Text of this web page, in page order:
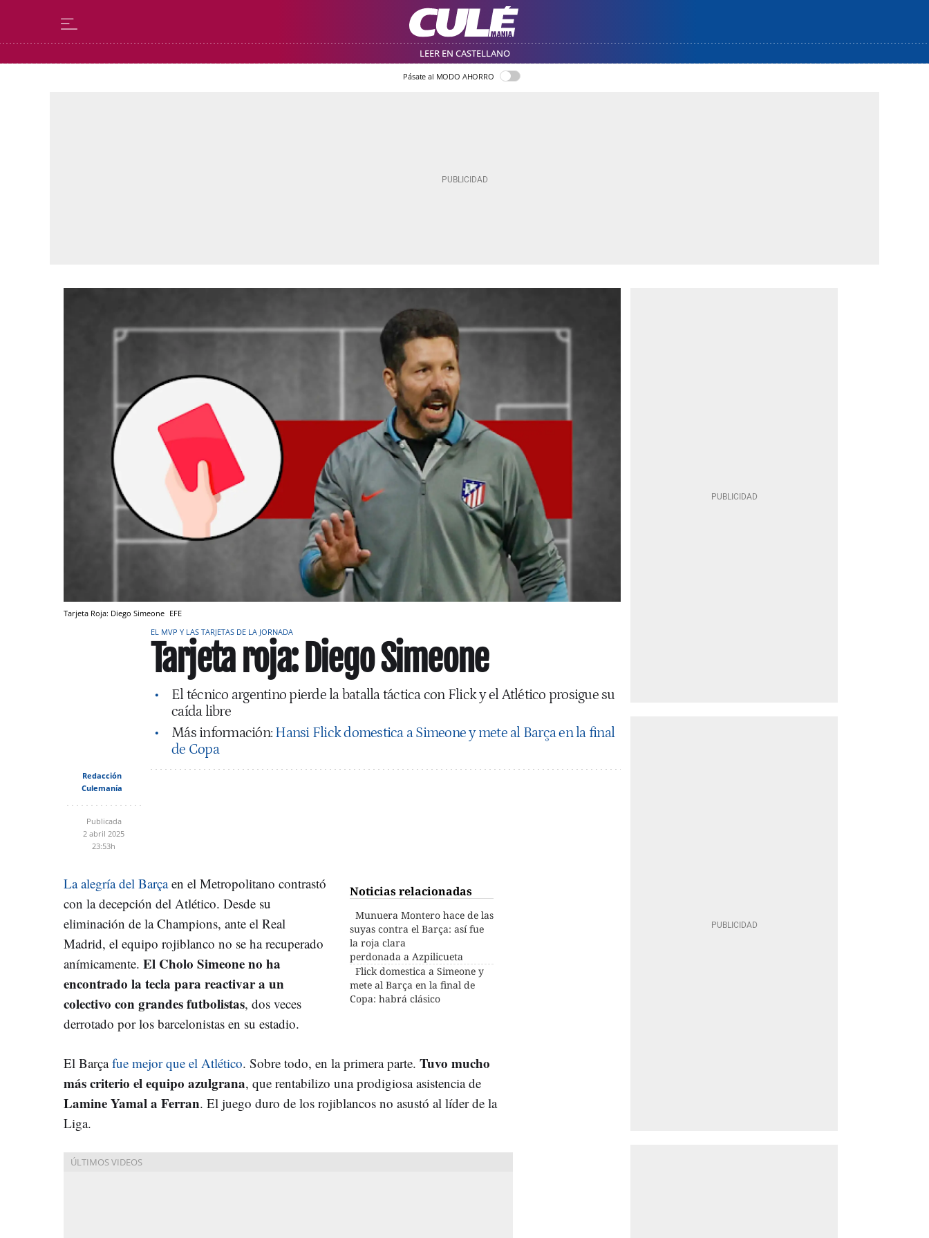
LEER EN CASTELLANO
Pásate al MODO AHORRO
Tarjeta Roja: Diego Simeone EFE
EL MVP Y LAS TARJETAS DE LA JORNADA
Tarjeta roja: Diego Simeone
El técnico argentino pierde la batalla táctica con Flick y el Atlético prosigue su
caída libre
Más información: Hansi Flick domestica a Simeone y mete al Barça en la final
de Copa
Redacción
Culemanía
Publicada
2 abril 2025
23:53h
Noticias relacionadas
Munuera Montero hace de las
suyas contra el Barça: así fue
la roja clara
perdonada a Azpilicueta
Flick domestica a Simeone y
mete al Barça en la final de
Copa: habrá clásico
La alegría del Barçaen el Metropolitano contrastó
con la decepción del Atlético. Desde su
eliminación de la Champions, ante el Real
Madrid, el equipo rojiblanco no se ha recuperado
anímicamente. El Cholo Simeone no ha
encontrado la tecla para reactivar a un
colectivo con grandes futbolistas, dos veces
derrotado por los barcelonistas en su estadio.
El Barçafue mejor que el Atlético. Sobre todo, en la primera parte. Tuvo mucho
más criterio el equipo azulgrana, que rentabilizo una prodigiosa asistencia de
Lamine Yamal a Ferran. El juego duro de los rojiblancos no asustó al líder de la
Liga.